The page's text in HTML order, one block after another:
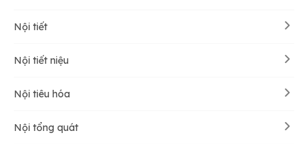
Nội tiết
Nội tiết niệu
Nội tiêu hóa
Nội tổng quát